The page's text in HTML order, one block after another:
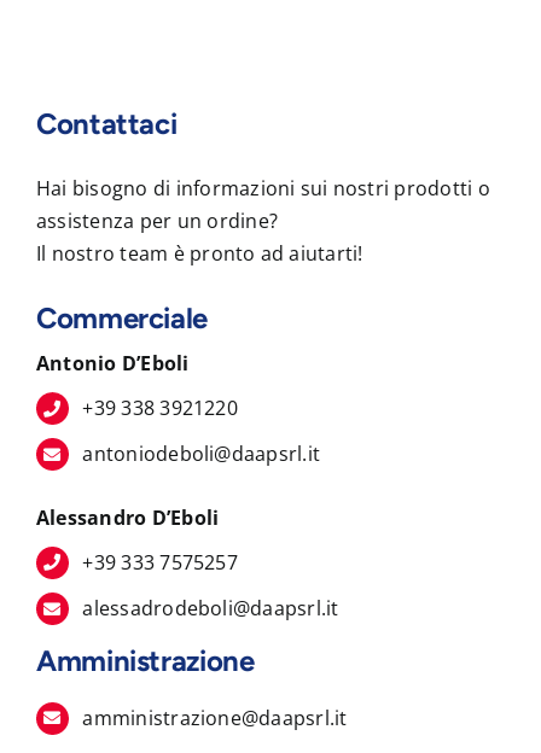
Contattaci
Hai bisogno di informazioni sui nostri prodotti o
assistenza per un ordine?
Il nostro team è pronto ad aiutarti!
Commerciale
Antonio D’Eboli
+39 338 3921220
antoniodeboli@daapsrl.it
Alessandro D’Eboli
+39 333 7575257
alessadrodeboli@daapsrl.it
Amministrazione
amministrazione@daapsrl.it